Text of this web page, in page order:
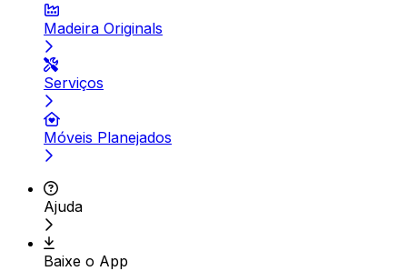
Madeira Originals
Serviços
Móveis Planejados
Ajuda
Baixe o App